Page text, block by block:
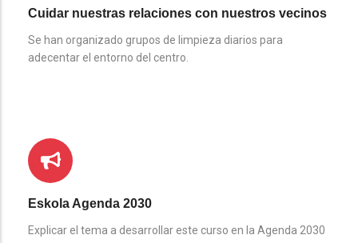
Cuidar nuestras relaciones con nuestros vecinos
Se han organizado grupos de limpieza diarios para
adecentar el entorno del centro.
Eskola Agenda 2030
Explicar el tema a desarrollar este curso en la Agenda 2030